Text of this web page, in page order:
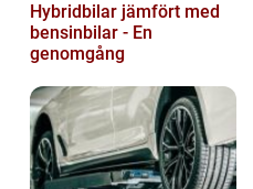
Hybridbilar jämfört med
bensinbilar - En
genomgång